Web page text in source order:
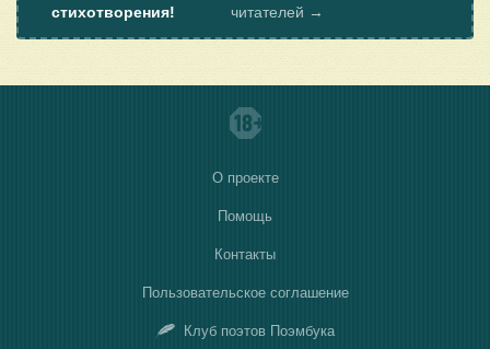
стихотворения!
читателей →
О проекте
Помощь
Контакты
Пользовательское соглашение
Клуб поэтов Поэмбука